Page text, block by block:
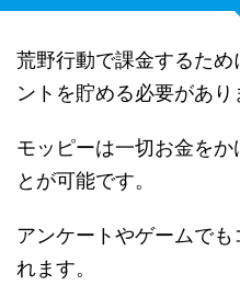
荒野行動で課金するた
ントを貯める必要があり
モッピーは一切お金を
とが可能です。
アンケートやゲームで
れます。